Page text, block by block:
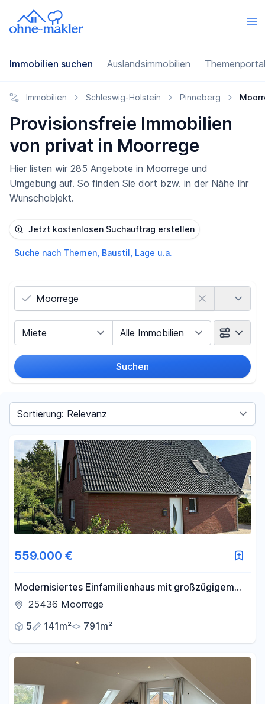
Immobilien suchen Auslandsimmobilien
Immobilien Schleswig-Holstein Pinneberg
Provisionsfreie Immobilien
von privat in Moorrege
Hier listen wir 285 Angebote in Moorrege und
Umgebung auf. So finden Sie dort bzw. in der Nähe Ihr
Wunschobjekt.
Jetzt kostenlosen Suchauftrag erstellen
Suche nach Themen, Baustil, Lage u.a.
Suchen
- €
Filter für Preis zurücksetzen
Sortieren nach
559.000 €
Modernisiertes Einfamilienhaus mit großzügigem
Anbau und Südgarten
25436 Moorrege
5
141m² 791m²